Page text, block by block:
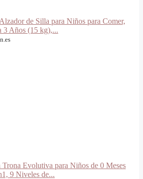
de Silla para Niños para Comer,
3 Años (15 kg),...
Evolutiva para Niños de 0 Meses
9 Niveles de...